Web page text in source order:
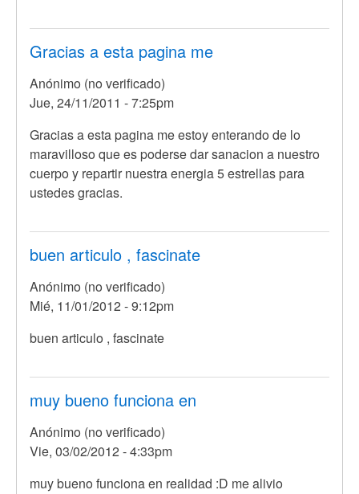
Gracias a esta pagina me
Anónimo (no verificado)
Jue, 24/11/2011 - 7:25pm
Gracias a esta pagina me estoy enterando de lo
maravilloso que es poderse dar sanacion a nuestro
cuerpo y repartir nuestra energia 5 estrellas para
ustedes gracias.
buen articulo , fascinate
Anónimo (no verificado)
Mié, 11/01/2012 - 9:12pm
buen articulo , fascinate
muy bueno funciona en
Anónimo (no verificado)
Vie, 03/02/2012 - 4:33pm
muy bueno funciona en realidad :D me alivio